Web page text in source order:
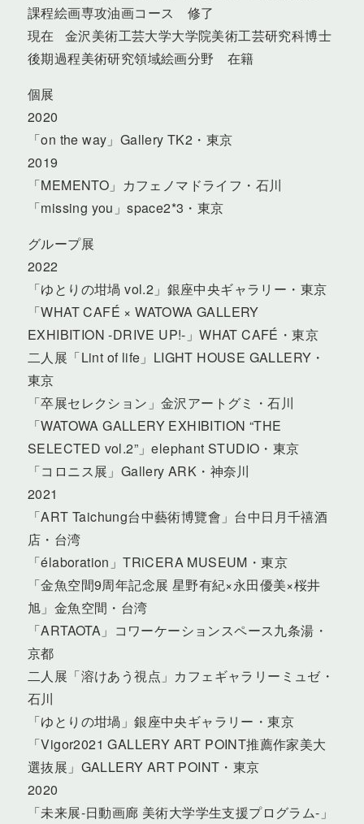
課程絵画専攻油画コース 修了
現在 金沢美術工芸大学大学院美術工芸研究科博士
後期過程美術研究領域絵画分野 在籍
個展
2020
「on the way」Gallery TK2・東京
2019
「MEMENTO」カフェノマドライフ・石川
「missing you」space2*3・東京
グループ展
2022
「ゆとりの坩堝 vol.2」銀座中央ギャラリー・東京
「WHAT CAFÉ × WATOWA GALLERY
EXHIBITION -DRIVE UP!-」WHAT CAFÉ・東京
二人展「Lint of life」LIGHT HOUSE GALLERY・
東京
「卒展セレクション」金沢アートグミ・石川
「WATOWA GALLERY EXHIBITION “THE
SELECTED vol.2”」elephant STUDIO・東京
「コロニス展」Gallery ARK・神奈川
2021
「ART Taichung台中藝術博覽會」台中日月千禧酒
店・台湾
「élaboration」TRiCERA MUSEUM・東京
「金魚空間9周年記念展 星野有紀×永田優美×桜井
旭」金魚空間・台湾
「ARTAOTA」コワーケーションスペース九条湯・
京都
二人展「溶けあう視点」カフェギャラリーミュゼ・
石川
「ゆとりの坩堝」銀座中央ギャラリー・東京
「Vigor2021 GALLERY ART POINT推薦作家美大
選抜展」GALLERY ART POINT・東京
2020
「未来展-日動画廊 美術大学学生支援プログラム-」